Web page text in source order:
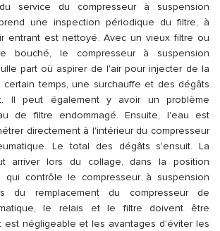
service du compresseur à suspension
une inspection périodique du filtre, à
entrant est nettoyé. Avec un vieux filtre ou
bouché, le compresseur à suspension
part où aspirer de l'air pour injecter de la
certain temps, une surchauffe et des dégâts
Il peut également y avoir un problème
de filtre endommagé. Ensuite, l'eau est
directement à l'intérieur du compresseur
Le total des dégâts s'ensuit. La
arriver lors du collage, dans la position
qui contrôle le compresseur à suspension
du remplacement du compresseur de
le relais et le filtre doivent être
est négligeable et les avantages d'éviter les